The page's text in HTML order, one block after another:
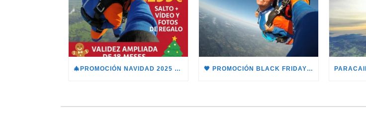
🎄PROMOCIÓN NAVIDAD 2025 – BONO TÁNDEM 🖤 PROMOCIÓN BLACK FRIDAY 2025 – BONO TÁNDEM 🖤